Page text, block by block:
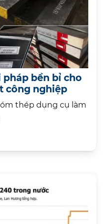
pháp bền bỉ cho
công nghiệp
thép dụng cụ làm